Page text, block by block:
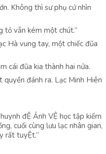
Không thì sư phụ cứ nhìn
tỏ vẫn kém một chút.”
Hà vung tay, một chiếc đũa
cái đũa kia thành hai nửa.
quyền đánh ra. Lạc Minh Hiên
đỆ Ảnh VỆ học tập kiếm
cuối cùng lưu lạc nhân gian,
rất tuyỆt.”